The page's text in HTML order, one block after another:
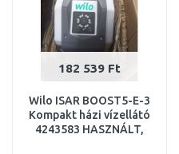
182 539 Ft
Wilo ISAR BOOST5-E-3
Kompakt házi vízellátó
4243583 HASZNÁLT,